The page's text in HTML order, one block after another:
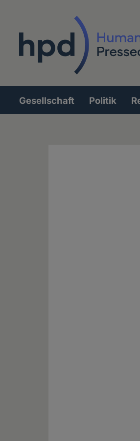
Hauptnavigation
Gesellschaft Politik